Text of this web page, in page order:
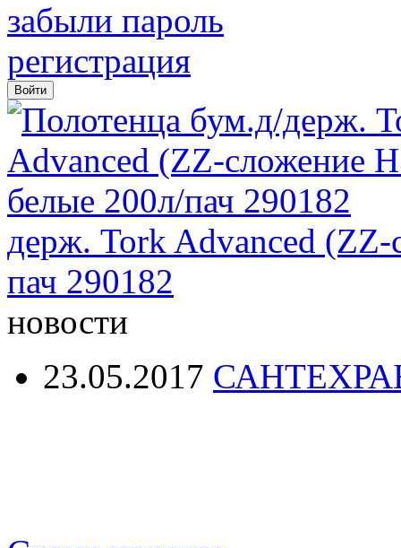
забыли пароль
регистрация
держ. Tork Advanced
пач 290182
новости
23.05.2017